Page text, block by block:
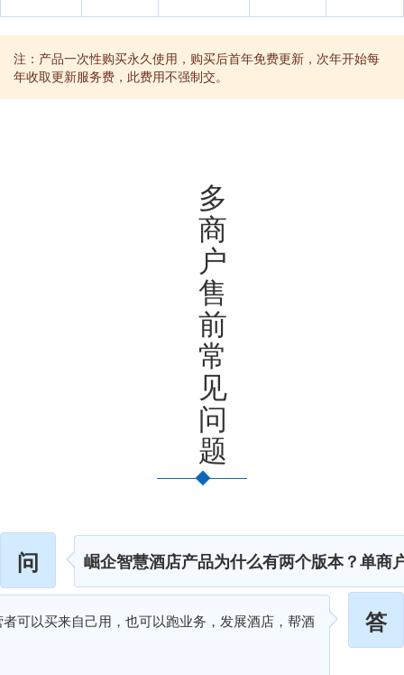
注：产品一次性购买永久使用，购买后首年免费更新，次年开始每
年收取更新服务费，此费用不强制交。
多
商
户
售
前
常
见
问
题
问 崛企智慧酒店产品为什么有两个版本？单商
答
可以买来自己用，也可以跑业务，发展酒店，帮酒